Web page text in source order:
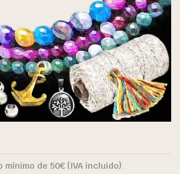
mínimo de 50€ (IVA incluido)